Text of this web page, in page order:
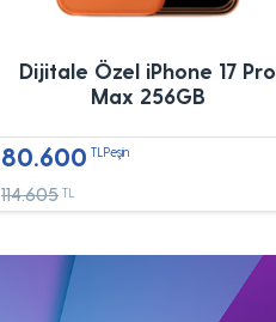
Dijitale Özel iPhone 17 Pro
Max 256GB
80.600 TLPeşin
114.605 TL